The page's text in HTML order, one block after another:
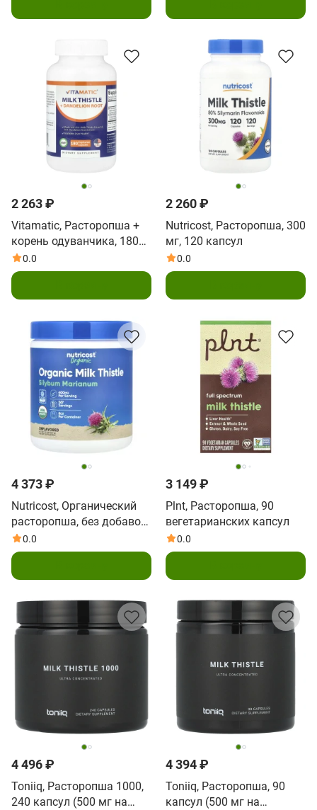
2 263 ₽
Vitamatic, Расторопша +
корень одуванчика, 180
вегетарианских капсул
0.0
2 260 ₽
Nutricost, Расторопша, 300
мг, 120 капсул
0.0
4 373 ₽
Nutricost, Органический
расторопша, без добавок,
227 г (8,1 унции)
0.0
3 149 ₽
Plnt, Расторопша, 90
вегетарианских капсул
0.0
4 496 ₽
Toniiq, Расторопша 1000,
240 капсул (500 мг на
4 394 ₽
Toniiq, Расторопша, 90
капсул (500 мг на